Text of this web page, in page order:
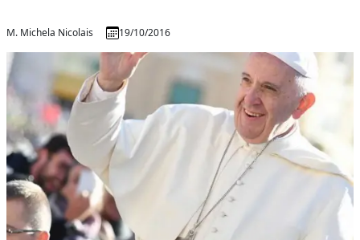
M. Michela Nicolais 19/10/2016